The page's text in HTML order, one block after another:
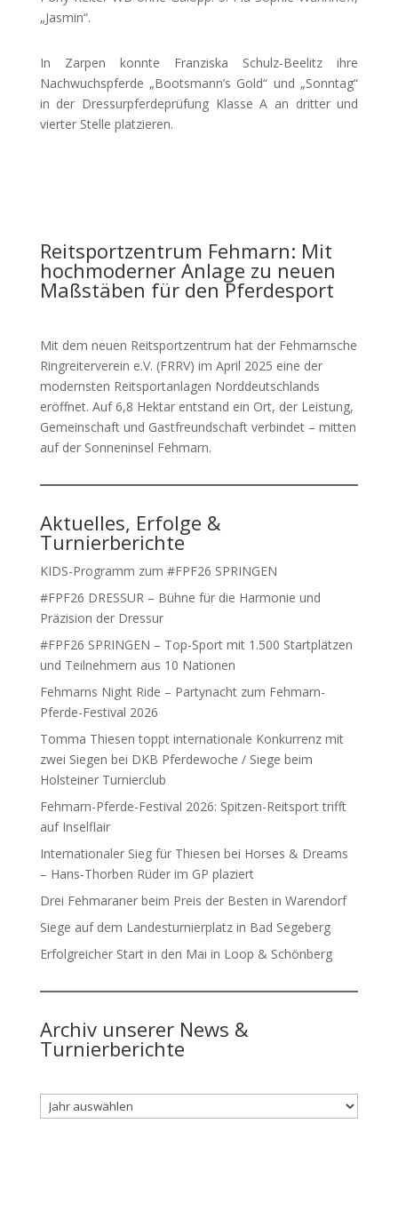
„Jasmin“.
In Zarpen konnte Franziska Schulz-Beelitz ihre
Nachwuchspferde „Bootsmann’s Gold“ und „Sonntag“
in der Dressurpferdeprüfung Klasse A an dritter und
vierter Stelle platzieren.
Reitsportzentrum Fehmarn: Mit
hochmoderner Anlage zu neuen
Maßstäben für den Pferdesport
Mit dem neuen Reitsportzentrum hat der Fehmarnsche
Ringreiterverein e.V. (FRRV) im April 2025 eine der
modernsten Reitsportanlagen Norddeutschlands
eröffnet. Auf 6,8 Hektar entstand ein Ort, der Leistung,
Gemeinschaft und Gastfreundschaft verbindet – mitten
auf der Sonneninsel Fehmarn.
Aktuelles, Erfolge &
Turnierberichte
KIDS-Programm zum #FPF26 SPRINGEN
#FPF26 DRESSUR – Bühne für die Harmonie und
Präzision der Dressur
#FPF26 SPRINGEN – Top-Sport mit 1.500 Startplätzen
und Teilnehmern aus 10 Nationen
Fehmarns Night Ride – Partynacht zum Fehmarn-
Pferde-Festival 2026
Tomma Thiesen toppt internationale Konkurrenz mit
zwei Siegen bei DKB Pferdewoche / Siege beim
Holsteiner Turnierclub
Fehmarn-Pferde-Festival 2026: Spitzen-Reitsport trifft
auf Inselflair
Internationaler Sieg für Thiesen bei Horses & Dreams
– Hans-Thorben Rüder im GP plaziert
Drei Fehmaraner beim Preis der Besten in Warendorf
Siege auf dem Landesturnierplatz in Bad Segeberg
Erfolgreicher Start in den Mai in Loop & Schönberg
Archiv unserer News &
Turnierberichte
Archiv